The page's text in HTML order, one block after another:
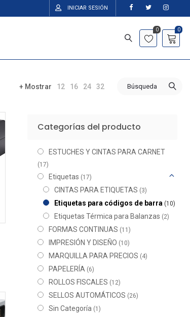
INICIAR SESIÓN
0
0
+ Mostrar 12 16 24 32 Búsqueda
Categorías del producto
ESTUCHES Y CINTAS PARA CARNET
(17)
Etiquetas (17)
CINTAS PARA ETIQUETAS (3)
Etiquetas para códigos de barra (10)
Etiquetas Térmica para Balanzas (2)
FORMAS CONTINUAS (11)
IMPRESIÓN Y DISEÑO (10)
MARQUILLA PARA PRECIOS (4)
PAPELERÍA (6)
ROLLOS FISCALES (12)
SELLOS AUTOMÁTICOS (26)
Sin Categoría (1)